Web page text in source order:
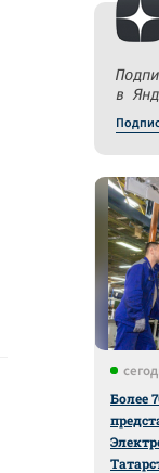
в
Более